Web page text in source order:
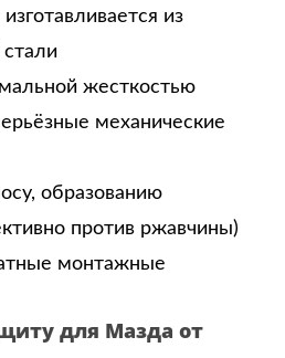
из
жесткостью
механические
образованию
против ржавчины)
монтажные
для Мазда от